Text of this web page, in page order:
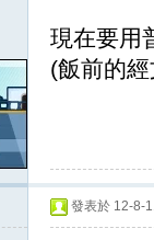
現在要用
(飯前的
發表於 12-8-